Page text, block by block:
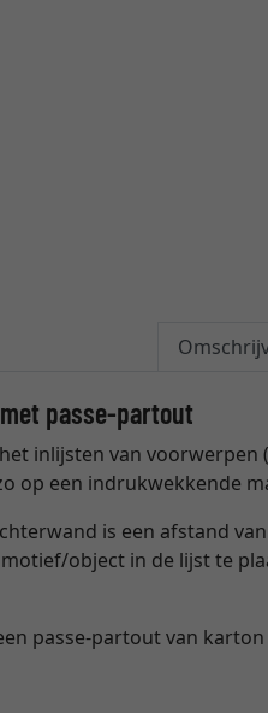
passe-partout
inlijsten van
op een indrukwekkende
is een afstand
object in de lijst te
passe-partout van